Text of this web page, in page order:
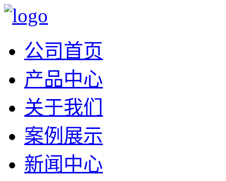
公司首页
产品中心
关于我们
案例展示
新闻中心